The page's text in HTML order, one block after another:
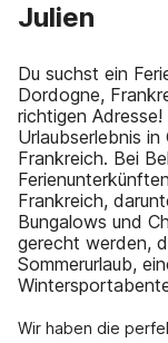
Julien
Du suchst ein
Dordogne,
richtigen
Urlaubserlebnis
Frankreich. Bei
Frankreich,
Bungalows und
gerecht werden,
Sommerurlaub,
Wir haben die